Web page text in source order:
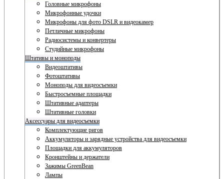
Головные микрофоны
Микрофонные удочки
Микрофоны для фото DSLR и видеокамер
Петличные микрофоны
Радиосистемы и конвертеры
Студийные микрофоны
Штативы и моноподы
Видеоштативы
Фотоштативы
Моноподы для видеосъемки
Быстросъемные площадки
Штативные адаптеры
Штативные головки
Аксессуары для видеосъемки
Комплектующие ригов
Аккумуляторы и зарядные устройства для видеосъемки
Площадки для аккумуляторов
Кронштейны и держатели
Зажимы GreenBean
Лампы